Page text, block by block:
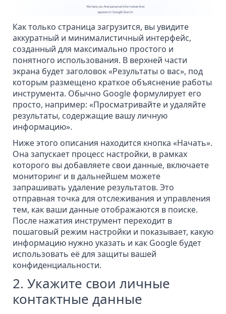
Как только страница загрузится, вы увидите
аккуратный и минималистичный интерфейс,
созданный для максимально простого и
понятного использования. В верхней части
экрана будет заголовок «Результаты о вас», под
которым размещено краткое объяснение работы
инструмента. Обычно Google формулирует его
просто, например: «Просматривайте и удаляйте
результаты, содержащие вашу личную
информацию».
Ниже этого описания находится кнопка «Начать».
Она запускает процесс настройки, в рамках
которого вы добавляете свои данные, включаете
мониторинг и в дальнейшем можете
запрашивать удаление результатов. Это
отправная точка для отслеживания и управления
тем, как ваши данные отображаются в поиске.
После нажатия инструмент переходит в
пошаговый режим настройки и показывает, какую
информацию нужно указать и как Google будет
использовать её для защиты вашей
конфиденциальности.
2. Укажите свои личные
контактные данные